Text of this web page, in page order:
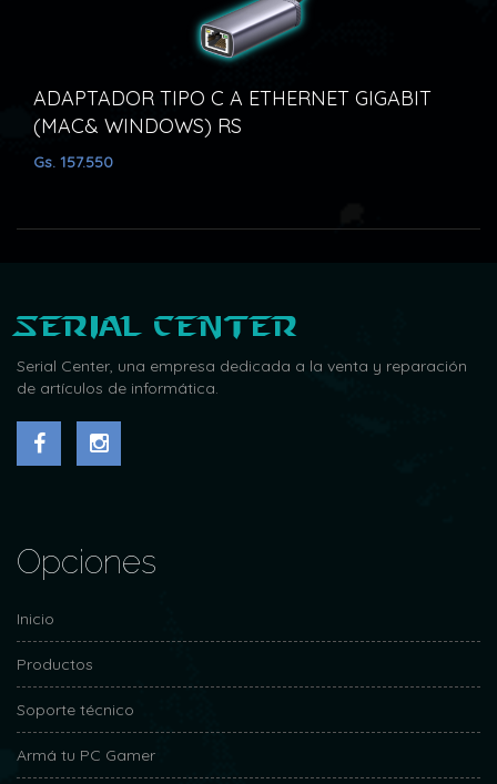
TIPO C A ETHERNET GIGABIT
WINDOWS) RS
157.550
Serial Center
Serial Center, una empresa dedicada a la venta y reparación
de artículos de informática.
Opciones
Inicio
Productos
Soporte técnico
Armá tu PC Gamer